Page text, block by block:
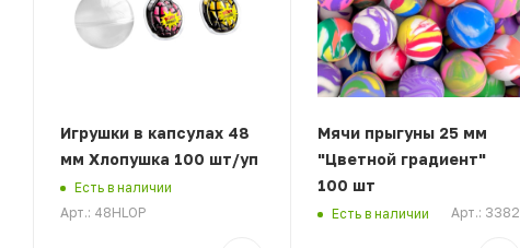
Игрушки в капсулах 48
мм Хлопушка 100 шт/уп
Есть в наличии
Арт.: 48HLOP
Мячи прыгуны 25 мм
"Цветной градиент"
100 шт
Есть в наличии Арт.: 3382